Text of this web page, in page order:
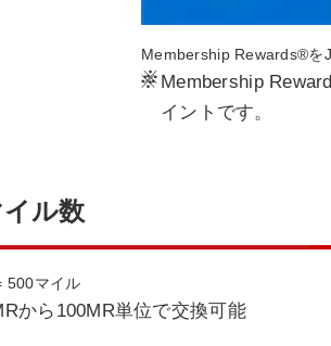
Membership Rewards®を
※ Membership
イントです。
ル数
500マイル
から100MR単位で交換可能